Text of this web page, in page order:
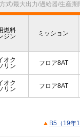
式/最大出力/過給器/生産期
燃料
ジン
ミッション
オク
リン
フロア8AT
オク
リン
フロア8AT
B5（19年